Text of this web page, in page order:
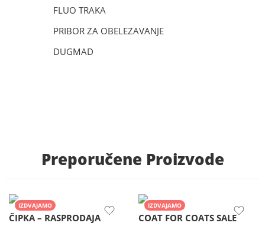
FLUO TRAKA
PRIBOR ZA OBELEZAVANJE
DUGMAD
Preporučene Proizvode
IZDVAJAMO
ČIPKA – RASPRODAJA
IZDVAJAMO
COAT FOR COATS SALE